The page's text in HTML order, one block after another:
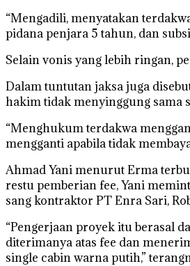
“Mengadili, menyatakan
pidana penjara 5 tahun, dan
Selain vonis yang lebih ringan,
Dalam tuntutan jaksa juga
hakim tidak menyinggung sama
“Menghukum terdakwa
mengganti apabila tidak
Ahmad Yani menurut Erma
restu pemberian fee, Yani
sang kontraktor PT Enra Sari,
“Pengerjaan proyek itu berasal
diterimanya atas fee dan
single cabin warna putih,”